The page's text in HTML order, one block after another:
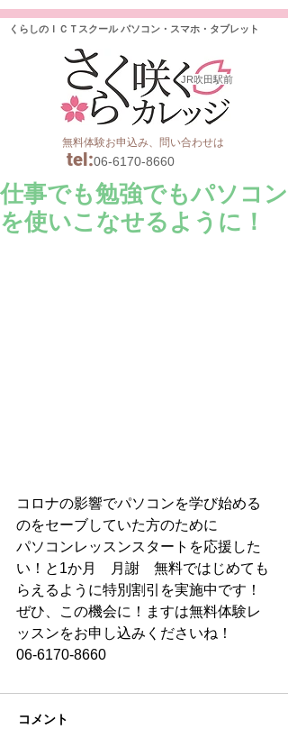
くらしのＩＣＴスクール パソコン・スマホ・タブレット
JR吹田駅前
無料体験お申込み、問い合わせは
tel:06-6170-8660
仕事でも勉強でもパソコン
を使いこなせるように！
コロナの影響でパソコンを学び始める
のをセーブしていた方のために
パソコンレッスンスタートを応援した
い！と1か月　月謝　無料ではじめても
らえるように特別割引を実施中です！
ぜひ、この機会に！ますは無料体験レ
ッスンをお申し込みくださいね！
06-6170-8660
コメント